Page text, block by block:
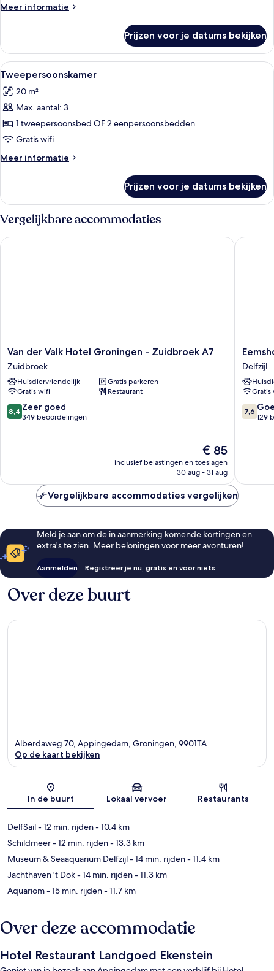
Meer informatie
Meer
Prijzen voor je datums bekijken
Alle
foto's
voor
Tweepersoonskamer
laden
Een minibar, een bureau,
5
Tweepersoonskamer
20 m²
Max. aantal: 3
1 tweepersoonsbed OF 2 eenpersoonsbedden
Gratis wifi
Meer informatie
Meer
Prijzen voor je datums bekijken
Vergelijkbare accommodaties
Van
der
Valk
Hotel
Groningen
-
Zuidbroek
Van der Valk Hotel Groningen - Zuidbroek A7
Zuidbroek
Huisdiervriendelijk
Gratis parkeren
Gratis wifi
Restaurant
8.4
van
8,4 Zeer goed
349 beoordelingen
De
prijs
€ 85
inclusief belastingen en toeslagen
30 aug - 31 aug
Van der Valk Hotel Groningen - Zuidbroek A7
Delfzijl
Delfzijl
Gratis
7.6
van
7,6
129
Vergelijkbare accommodaties vergelijken
Meld je aan om de in aanmerking komende kortingen en
extra's te zien. Meer beloningen voor meer avonturen!
Aanmelden Registreer je nu, gratis en voor niets
Over deze buurt
Kaart
Alberdaweg 70, Appingedam, Groningen, 9901TA
Op de kaart bekijken
In de buurt Lokaal vervoer Restaurants
DelfSail- 12 min. rijden- 10.4 km
Schildmeer- 12 min. rijden- 13.3 km
Museum & Seaaquarium Delfzijl- 14 min. rijden- 11.4 km
Jachthaven 't Dok- 14 min. rijden- 11.3 km
Aquariom- 15 min. rijden- 11.7 km
Over deze accommodatie
Hotel Restaurant Landgoed Ekenstein